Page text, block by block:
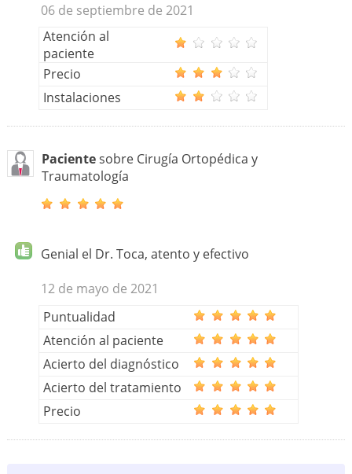
06 de septiembre de 2021
Atención al
paciente
Precio
Instalaciones
Pacientesobre Cirugía Ortopédica y
Traumatología
Genial el Dr. Toca, atento y efectivo
12 de mayo de 2021
Puntualidad
Atención al paciente
Acierto del diagnóstico
Acierto del tratamiento
Precio